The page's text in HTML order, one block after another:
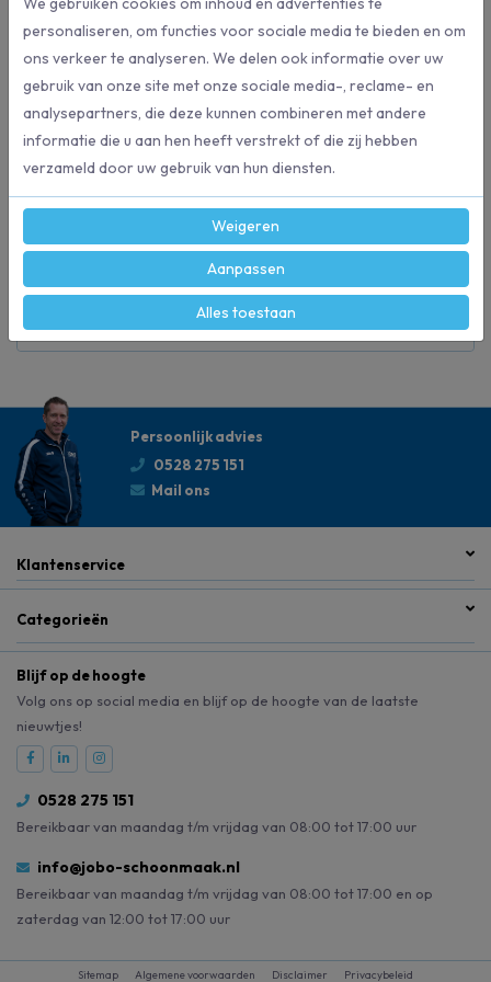
nemen zijn en een breed werkingsspectrum tegen bacteriën en
schimmels hebben.
Specificaties
Inhoud 200 stuks
Persoonlijk advies
0528 275 151
Mail ons
Klantenservice
Categorieën
Blijf op de hoogte
Volg ons op social media en blijf op de hoogte van de laatste
nieuwtjes!
0528 275 151
Bereikbaar van maandag t/m vrijdag van 08:00 tot 17:00 uur
info@jobo-schoonmaak.nl
Bereikbaar van maandag t/m vrijdag van 08:00 tot 17:00 en op
zaterdag van 12:00 tot 17:00 uur
Sitemap Algemene voorwaarden Disclaimer Privacybeleid
personaliseren, om functies voor sociale media te bieden en om
ons verkeer te analyseren. We delen ook informatie over uw
gebruik van onze site met onze sociale media-, reclame- en
analysepartners, die deze kunnen combineren met andere
informatie die u aan hen heeft verstrekt of die zij hebben
verzameld door uw gebruik van hun diensten.
Weigeren
Aanpassen
Alles toestaan